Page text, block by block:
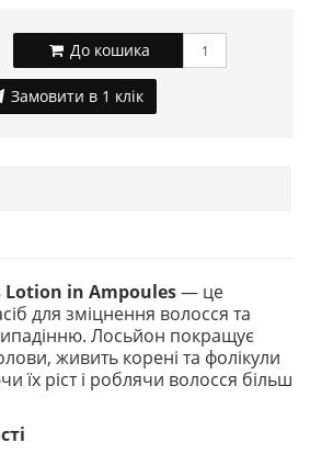
До кошика
Замовити в 1 клік
Lotion in Ampoules— це
для зміцнення волосся та
Лосьйон покращує
живить корені та фолікули
їх ріст і роблячи волосся більш